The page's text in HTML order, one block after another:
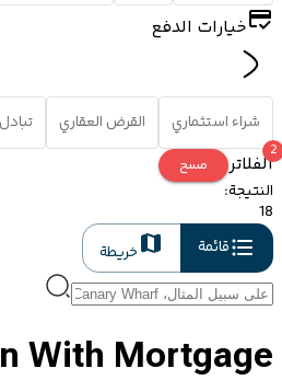
خيارات الدفع
شراء استثماري القرض العقاري
الفلاتر
2
مسح
النتيجة:
18
قائمة
خريطة
With Mortgage